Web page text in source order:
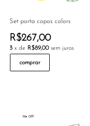
Set porta copos colors
R$267,00
3 x de R$89,00 sem juros
comprar
15% OFF